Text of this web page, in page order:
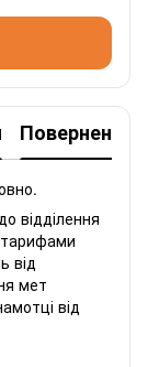
Повернення
відділення
тарифами
від
мет
від